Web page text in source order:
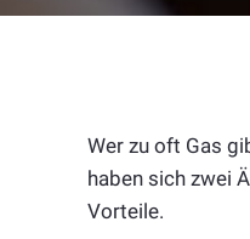
Wer zu oft Gas
haben sich zwei
Vorteile.